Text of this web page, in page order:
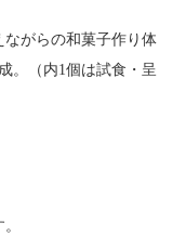
がらの和菓子作り体
。（内1個は試食・呈